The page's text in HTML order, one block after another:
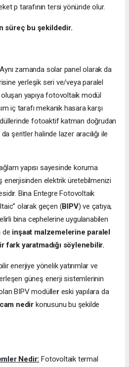
p tarafının tersi yönünde olur.
süreç bu şekildedir.
zamanda solar panel olarak da
yerleşik seri ve/veya paralel
yapıya fotovoltaik modül
iç tarafı mekanik hasara karşı
fotoaktif katman doğrudan
şeritler halinde lazer aracılığı ile
yapısı sayesinde koruma
enerjisinden elektrik üretebilmenizi
Bina Entegre Fotovoltaik
olarak geçen (BIPV) ve çatıya,
bina cephelerine uygulanabilen
de inşaat malzemelerine paralel
fark yaratmadığı söylenebilir.
enerjiye yönelik yatırımlar ve
güneş enerji sistemlerinin
BIPV modüller eski yapılara da
nedir konusunu bu şekilde
Nedir: Fotovoltaik termal